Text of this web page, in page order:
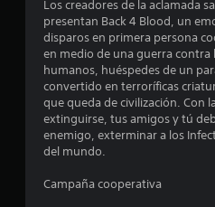
Los creadores de la aclamada
presentan Back 4 Blood, un
disparos en primera persona
en medio de una guerra contra
humanos, huéspedes de un
convertido en terroríficas
que queda de civilización. Con
extinguirse, tus amigos y tú
enemigo, exterminar a los
del mundo.
Campaña cooperativa